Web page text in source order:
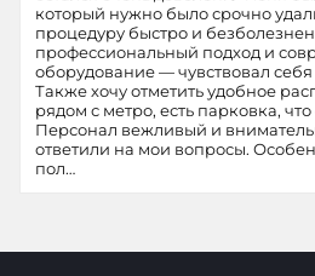
который нужно было срочно
процедуру быстро и
профессиональный подход и
оборудование — чувствовал
Также хочу отметить удобное
рядом с метро, есть парковка,
Персонал вежливый и
ответили на мои вопросы.
пол…